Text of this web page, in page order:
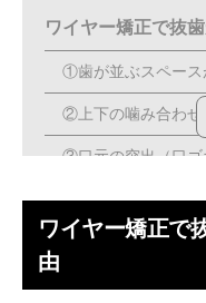
ワイヤー矯正で抜
①歯が並ぶスペース
②上下の噛み合わせ
③口元の突出（口ゴ
「第一小臼歯」を
①前歯から近い位置
②噛む機能への影響
ワイヤー矯正で
由